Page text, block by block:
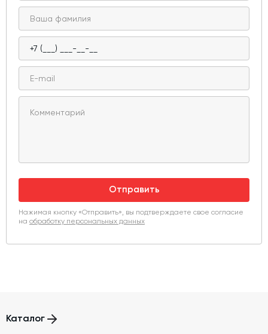
Отправить
Нажимая кнопку «Отправить», вы подтверждаете свое согласие
на обработку персональных данных
Каталог